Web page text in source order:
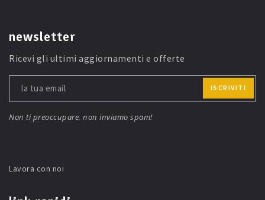
newsletter
Ricevi gli ultimi aggiornamenti e offerte
ISCRIVITI
Non ti preoccupare, non inviamo spam!
Lavora con noi